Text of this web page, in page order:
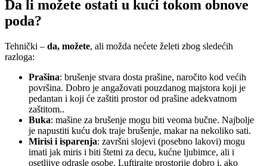
Da li možete ostati u kući tokom obnove
poda?
Tehnički – da, možete, ali možda nećete želeti zbog sledećih
razloga:
Prašina: brušenje stvara dosta prašine, naročito kod većih
površina. Dobro je angažovati pouzdanog majstora koji je
pedantan i koji će zaštiti prostor od prašine adekvatnom
zaštitom..
Buka: mašine za brušenje mogu biti veoma bučne. Najbolje
je napustiti kuću dok traje brušenje, makar na nekoliko sati.
Mirisi i isparenja: završni slojevi (posebno lakovi) mogu
imati jak miris i biti štetni za decu, kućne ljubimce, ali i
osetljive odrasle osobe. Luftirajte prostorije dobro i, ako